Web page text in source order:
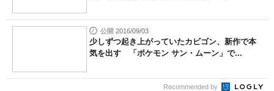
公開 2016/09/03
少しずつ起き上がっていたカビゴン、新作で本
気を出す 「ポケモン サン・ムーン」で...
Recommended by